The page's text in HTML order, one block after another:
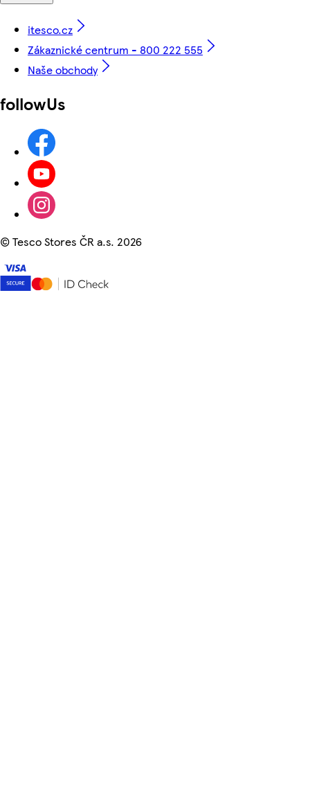
itesco.cz
Zákaznické centrum - 800 222 555
Naše obchody
followUs
©Tesco Stores ČR a.s. 2026